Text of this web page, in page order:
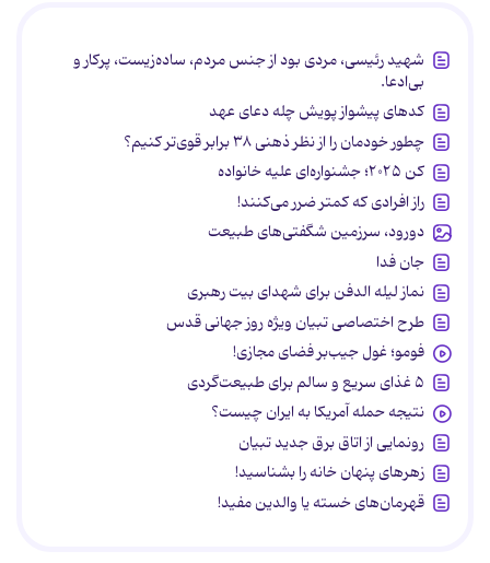
شهید رئیسی، مردی بود از جنس مردم، ساده‌زیست، پرکار و
بی‌ادعا.
کدهای پیشواز پویش چله دعای عهد
چطور خودمان را از نظر ذهنی ۳۸ برابر قوی‌تر کنیم؟
کن ۲۰۲۵؛ جشنواره‌ای علیه خانواده
راز افرادی که کمتر ضرر می‌کنند!
دورود، سرزمین شگفتی‌های طبیعت
جان فدا
نماز لیله الدفن برای شهدای بیت رهبری
طرح اختصاصی تبیان ویژه روز جهانی قدس
فومو؛ غول جیب‌بر فضای مجازی!
۵ غذای سریع و سالم برای طبیعت‌گردی
نتیجه حمله آمریکا به ایران چیست؟
رونمایی از اتاق برق جدید تبیان
زهرهای پنهان خانه را بشناسید!
قهرمان‌های خسته یا والدین مفید!